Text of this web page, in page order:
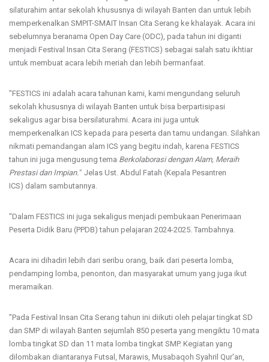
silaturahim antar sekolah khususnya di wilayah Banten dan untuk lebih
memperkenalkan SMPIT-SMAIT Insan Cita Serang ke khalayak. Acara ini
sebelumnya beranama Open Day Care (ODC), pada tahun ini diganti
menjadi Festival Insan Cita Serang (FESTICS) sebagai salah satu ikhtiar
untuk membuat acara lebih meriah dan lebih bermanfaat.
"FESTICS ini adalah acara tahunan kami, kami mengundang seluruh
sekolah khususnya di wilayah Banten untuk bisa berpartisipasi
sekaligus agar bisa bersilaturahmi. Acara ini juga untuk
memperkenalkan ICS kepada para peserta dan tamu undangan. Silahkan
nikmati pemandangan alam ICS yang begitu indah, karena FESTICS
tahun ini juga mengusung tema Berkolaborasi dengan Alam, Meraih
Prestasi dan Impian."Jelas Ust. Abdul Fatah (Kepala Pesantren
ICS) dalam sambutannya.
"Dalam FESTICS ini juga sekaligus menjadi pembukaan Penerimaan
Peserta Didik Baru (PPDB) tahun pelajaran 2024-2025. Tambahnya.
Acara ini dihadiri lebih dari seribu orang, baik dari peserta lomba,
pendamping lomba, penonton, dan masyarakat umum yang juga ikut
meramaikan.
"Pada Festival Insan Cita Serang tahun ini diikuti oleh pelajar tingkat SD
dan SMP di wilayah Banten sejumlah 850 peserta yang mengiktu 10 mata
lomba tingkat SD dan 11 mata lomba tingkat SMP. Kegiatan yang
dilombakan diantaranya Futsal, Marawis, Musabaqoh Syahril Qur'an,